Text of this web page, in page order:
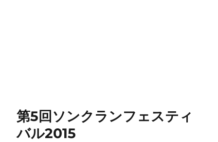
第5回ソンクランフェスティ
バル2015